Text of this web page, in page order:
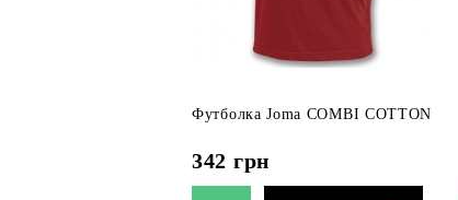
Футболка Joma COMBI COTTON
342 грн